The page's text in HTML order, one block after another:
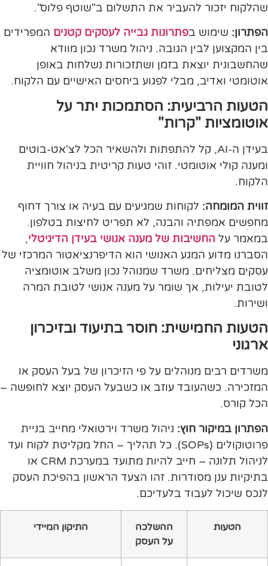
שהלקוח יזכור להעביר את התשלום ב"שוטף פלוס".
הפתרון: שימוש בפתרונות גבייה לעסקים קטנים המפרידים
בין המקצוען לבין הגובה. ניהול משרד נכון מוודא
שהחשבונית יוצאת בזמן ושתזכורות נשלחות באופן
אוטומטי ואדיב, מבלי לפגוע ביחסים האישיים עם הלקוח.
הטעות הרביעית: הסתמכות יתר על
אוטומציות "קרות"
בעידן ה-AI, קל להתפתות ולהשאיר הכל לצ'אט-בוטים
ומענה קולי אוטומטי. זוהי טעות קריטית בניהול חוויית
הלקוח.
זווית המומחה: לקוחות שמגיעים עם בעיה או צורך דחוף
מחפשים אמפתיה והבנה, לא תפריט לחיצות בטלפון.
במאמר על החשיבות של מענה אנושי בעידן הדיגיטלי,
הסברנו מדוע המגע האנושי הוא הדיפרנציאטור המרכזי של
עסקים מצליחים. משרד שמנוהל נכון משלב אוטומציה
לטובת יעילות, אך שומר על מענה אנושי לטובת המרה
ושירות.
הטעות החמישית: חוסר בתיעוד ובזיכרון
ארגוני
משרדים רבים מנוהלים על פי הזיכרון של בעל העסק או
המזכירה. כשהעובד עוזב או כשבעל העסק יוצא לחופשה –
הכל קורס.
הפתרון במיקור חוץ: ניהול משרד וירטואלי מחייב בניית
פרוטוקולים (SOPs). כל תהליך – החל מקליטת לקוח ועד
לניהול תלונה – חייב להיות מתועד במערכת CRM או
בתיקיות ענן מסודרות. זהו הצעד הראשון בהפיכת העסק
לנכס שיכול לעבוד בלעדיכם.
הטעות
ההשלכה
על העסק
התיקון המיידי